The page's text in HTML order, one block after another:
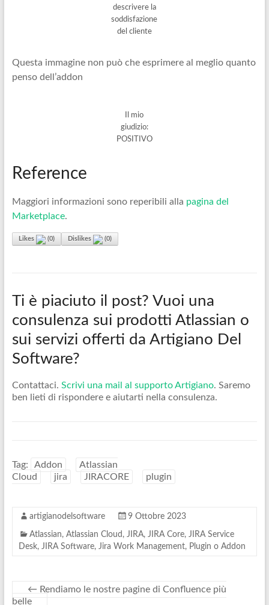
descrivere la
soddisfazione
del cliente
Questa immagine non può che esprimere al meglio quanto
penso dell’addon
Il mio
giudizio:
POSITIVO
Reference
Maggiori informazioni sono reperibili alla pagina del
Marketplace.
Likes (0) Dislikes (0)
Ti è piaciuto il post? Vuoi una
consulenza sui prodotti Atlassian o
sui servizi offerti da Artigiano Del
Software?
Contattaci. Scrivi una mail al supporto Artigiano. Saremo
ben lieti di rispondere e aiutarti nella consulenza.
Tag: Addon
Atlassian
Cloud
jira JIRACORE plugin
artigianodelsoftware 9 Ottobre 2023
Atlassian, Atlassian Cloud , JIRA, JIRA Core, JIRA Service
Desk, JIRA Software, Jira Work Management, Plugin o Addon
← Rendiamo le nostre pagine di Confluence più
belle